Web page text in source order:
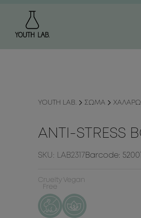
YOUTH LAB. ΣΩΜΑ
ANTI-STRESS
SKU: LAB2317 Barcode:
Cruelty
Free
Vegan